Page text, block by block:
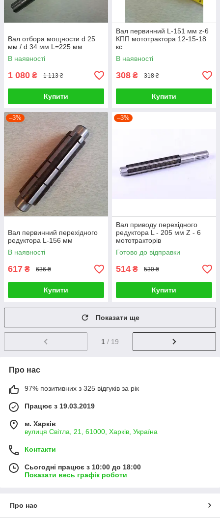
Вал отбора мощности d 25
мм / d 34 мм L=225 мм
В наявності
1 080 ₴ 1 113 ₴
Купити
Вал первинний L-151 мм z-6
КПП мототрактора 12-15-18
кс
В наявності
308 ₴ 318 ₴
Купити
–3%
Вал первинний перехідного
редуктора L-156 мм
В наявності
617 ₴ 636 ₴
Купити
–3%
Вал приводу перехідного
редуктора L - 205 мм Z - 6
мототракторів
Готово до відправки
514 ₴ 530 ₴
Купити
Показати ще
1 / 19
Про нас
97% позитивних з 325 відгуків за рік
Працює з 19.03.2019
м. Харків
вулиця Світла, 21, 61000, Харків, Україна
Контакти
Сьогодні працює з 10:00 до 18:00
Показати весь графік роботи
Про нас